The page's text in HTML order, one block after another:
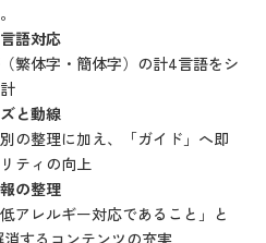
語対応
繁体字・簡体字）の計4言語をシ
と動線
の整理に加え、「ガイド」へ即
ティの向上
の整理
アレルギー対応であること」と
するコンテンツの充実